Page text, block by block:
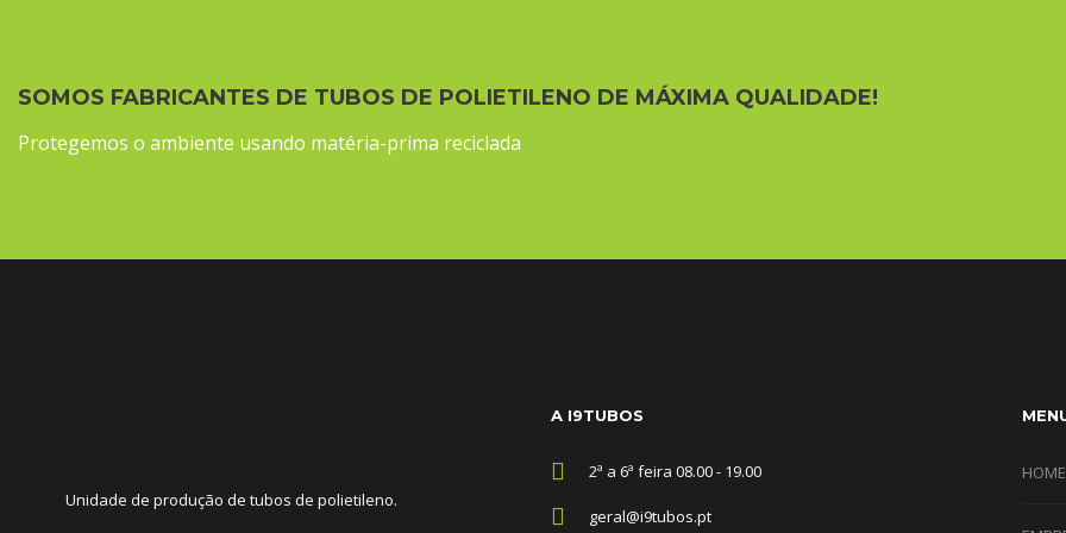
SOMOS FABRICANTES DE TUBOS DE POLIETILENO DE MÁXIMA QUALIDADE!
Protegemos o ambiente usando matéria-prima reciclada
Unidade de produção de tubos de polietileno.
A I9TUBOS
2ª a 6ª feira 08.00 - 19.00
geral@i9tubos.pt
HOME